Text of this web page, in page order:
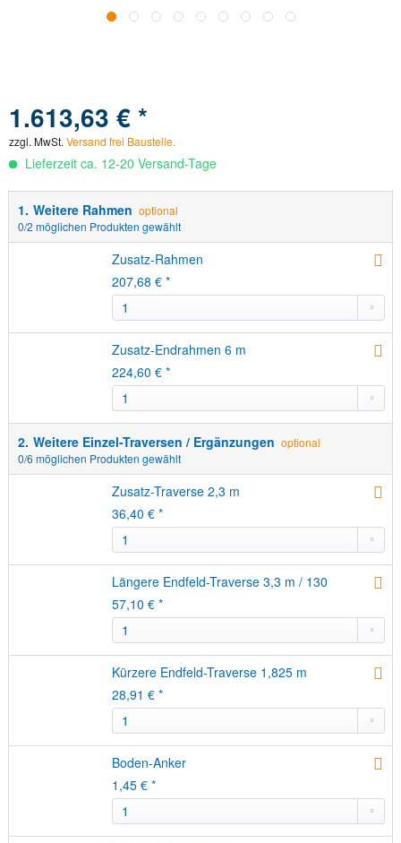
1.613,63 € *
zzgl. MwSt. Versand frei Baustelle.
Lieferzeit ca. 12-20 Versand-Tage
1. Weitere Rahmen optional
0/2 möglichen Produkten gewählt
Zusatz-Rahmen
207,68 € *
Zusatz-Endrahmen 6 m
224,60 € *
2. Weitere Einzel-Traversen / Ergänzungen optional
0/6 möglichen Produkten gewählt
Zusatz-Traverse 2,3 m
36,40 € *
Längere Endfeld-Traverse 3,3 m / 130
57,10 € *
Kürzere Endfeld-Traverse 1,825 m
28,91 € *
Boden-Anker
1,45 € *